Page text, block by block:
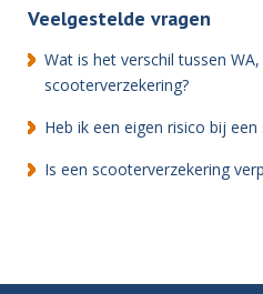
Veelgestelde vragen
Wat is het verschil tussen
scooterverzekering?
Heb ik een eigen risico bij
Is een scooterverzekering